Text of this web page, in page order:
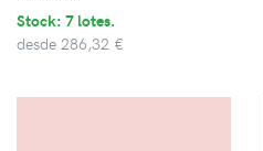
Stock: 7 lotes.
desde 286,32 €